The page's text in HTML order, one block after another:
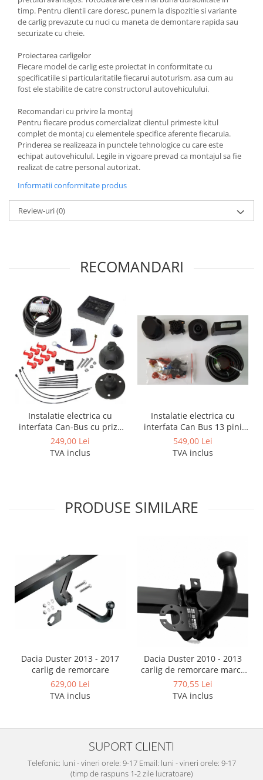
Carlige Toyota
Carlige Volkswagen
Carlige Volvo
Carlige Xpeng
Carlige Xpeng G6
timp. Pentru clientii care doresc, punem la dispozitie si variante
de carlig prevazute cu nuci cu maneta de demontare rapida sau
securizate cu cheie.
Proiectarea carligelor
Fiecare model de carlig este proiectat in conformitate cu
specificatiile si particularitatile fiecarui autoturism, asa cum au
fost ele stabilite de catre constructorul autovehiculului.
Recomandari cu privire la montaj
Pentru fiecare produs comercializat clientul primeste kitul
complet de montaj cu elementele specifice aferente fiecaruia.
Prinderea se realizeaza in punctele tehnologice cu care este
echipat autovehiculul. Legile in vigoare prevad ca montajul sa fie
realizat de catre personal autorizat.
Informatii conformitate produs
Review-uri(0)
RECOMANDARI
Instalatie electrica cu
interfata Can-Bus cu priza
de 7 pini
249,00 Lei
TVA inclus
Instalatie electrica cu
interfata Can Bus 13 pini
activi
549,00 Lei
TVA inclus
PRODUSE SIMILARE
Dacia Duster 2013 - 2017
carlig de remorcare
629,00 Lei
TVA inclus
Dacia Duster 2010 - 2013
carlig de remorcare marca
Autohak
770,55 Lei
TVA inclus
SUPORT CLIENTI
Telefonic: luni - vineri orele: 9-17 Email: luni - vineri orele: 9-17
(timp de raspuns 1-2 zile lucratoare)